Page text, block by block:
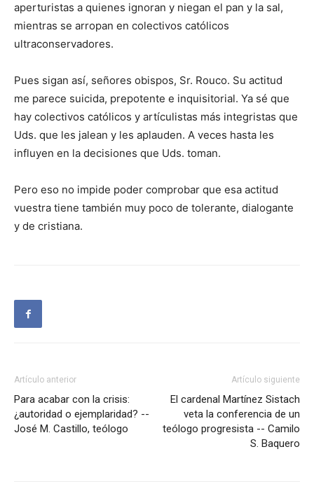
aperturistas a quienes ignoran y niegan el pan y la sal,
mientras se arropan en colectivos católicos
ultraconservadores.
Pues sigan así, señores obispos, Sr. Rouco. Su actitud
me parece suicida, prepotente e inquisitorial. Ya sé que
hay colectivos católicos y artículistas más integristas que
Uds. que les jalean y les aplauden. A veces hasta les
influyen en la decisiones que Uds. toman.
Pero eso no impide poder comprobar que esa actitud
vuestra tiene también muy poco de tolerante, dialogante
y de cristiana.
Artículo anterior
Para acabar con la crisis:
¿autoridad o ejemplaridad? --
José M. Castillo, teólogo
Artículo siguiente
El cardenal Martínez Sistach
veta la conferencia de un
teólogo progresista -- Camilo
S. Baquero